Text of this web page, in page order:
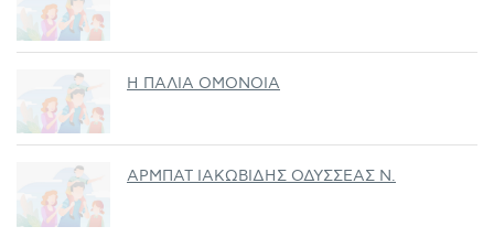
Η ΠΑΛΙΑ ΟΜΟΝΟΙΑ
ΑΡΜΠΑΤ ΙΑΚΩΒΙΔΗΣ ΟΔΥΣΣΕΑΣ Ν.